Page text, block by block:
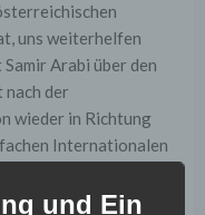
uns weiterhelfen
Arabi über den
nach der
wieder in Richtung
Internationalen
und Ein